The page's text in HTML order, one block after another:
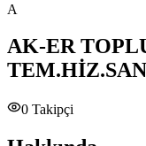
A
AK-ER
0 Takipçi